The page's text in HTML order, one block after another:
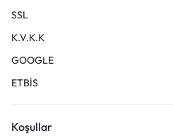
SSL
K.V.K.K
GOOGLE
ETBİS
Koşullar